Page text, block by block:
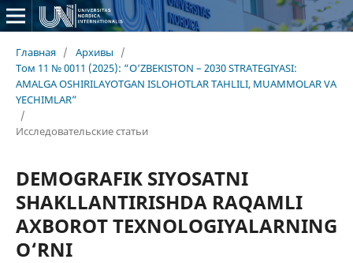
Главная / Архивы
/
Том 11 № 0011 (2025): “O‘ZBEKISTON – 2030 STRATEGIYASI:
AMALGA OSHIRILAYOTGAN ISLOHOTLAR TAHLILI, MUAMMOLAR VA
YECHIMLAR”
/
Исследовательские статьи
DEMOGRAFIK SIYOSATNI
SHAKLLANTIRISHDA RAQAMLI
AXBOROT TEXNOLOGIYALARNING
O‘RNI